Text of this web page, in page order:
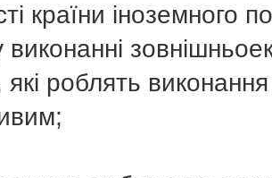
країни іноземного
виконанні
які роблять